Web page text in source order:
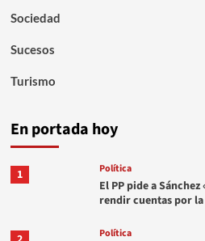
Sociedad
Sucesos
Turismo
En portada hoy
1 Política
El PP pide a
rendir cuentas por
Política